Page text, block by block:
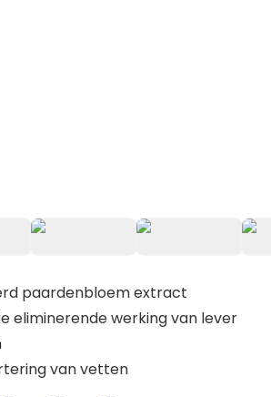
paardenbloem extract
eliminerende werking van lever
van vetten